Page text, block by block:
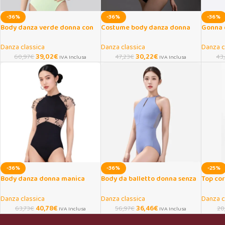
-36%
Body danza verde donna con
Danza classica
60,97€39,02€ IVA Inclusa
-36%
Costume body danza donna
Danza classica
47,23€30,22€ IVA Inclusa
-36%
Danza
-36%
Body danza donna manica
Danza classica
63,73€40,78€ IVA Inclusa
-36%
Body da balletto donna senza
Danza classica
56,97€36,46€ IVA Inclusa
-25%
Top
Danza